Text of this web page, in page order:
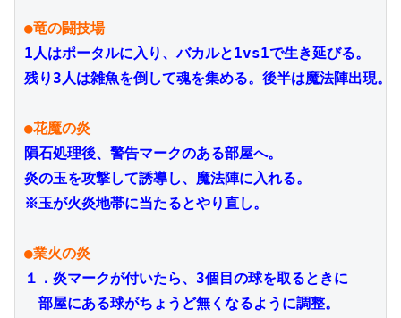
●竜の闘技場
1人はポータルに入り、バカルと1vs1で生き延びる。
残り3人は雑魚を倒して魂を集める。後半は魔法陣出現。
●花魔の炎
隕石処理後、警告マークのある部屋へ。
炎の玉を攻撃して誘導し、魔法陣に入れる。
※玉が火炎地帯に当たるとやり直し。
●業火の炎
１．炎マークが付いたら、3個目の球を取るときに
部屋にある球がちょうど無くなるように調整。